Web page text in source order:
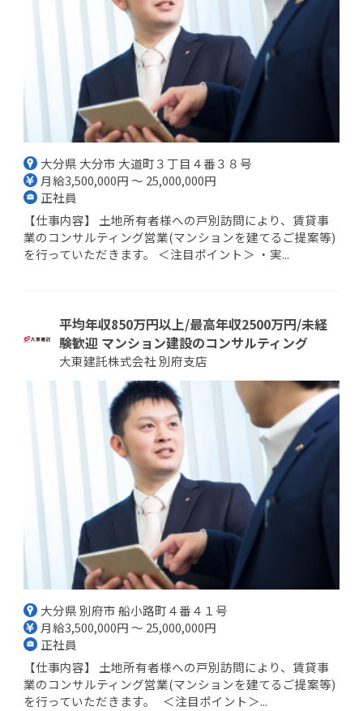
大分県 大分市 大道町３丁目４番３８号
月給3,500,000円 ～ 25,000,000円
正社員
【仕事内容】 土地所有者様への戸別訪問により、賃貸事
業のコンサルティング営業(マンションを建てるご提案等)
を行っていただきます。 ＜注目ポイント＞ ・実...
平均年収850万円以上/最高年収2500万円/未経
験歓迎 マンション建設のコンサルティング
大東建託株式会社 別府支店
大分県 別府市 船小路町４番４１号
月給3,500,000円 ～ 25,000,000円
正社員
【仕事内容】 土地所有者様への戸別訪問により、賃貸事
業のコンサルティング営業(マンションを建てるご提案等)
を行っていただきます。 ＜注目ポイント＞...